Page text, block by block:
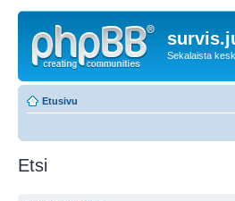
Sekalaista
Etusivu
Etsi